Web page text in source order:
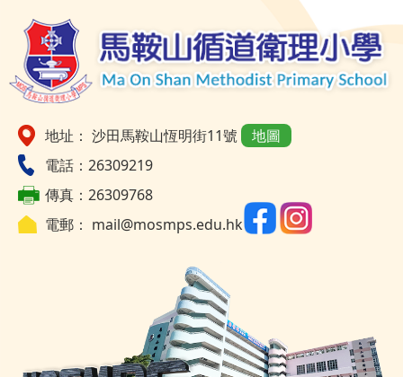
地址： 沙田馬鞍山恆明街11號
地圖
電話：26309219
傳真：26309768
電郵： mail@mosmps.edu.hk